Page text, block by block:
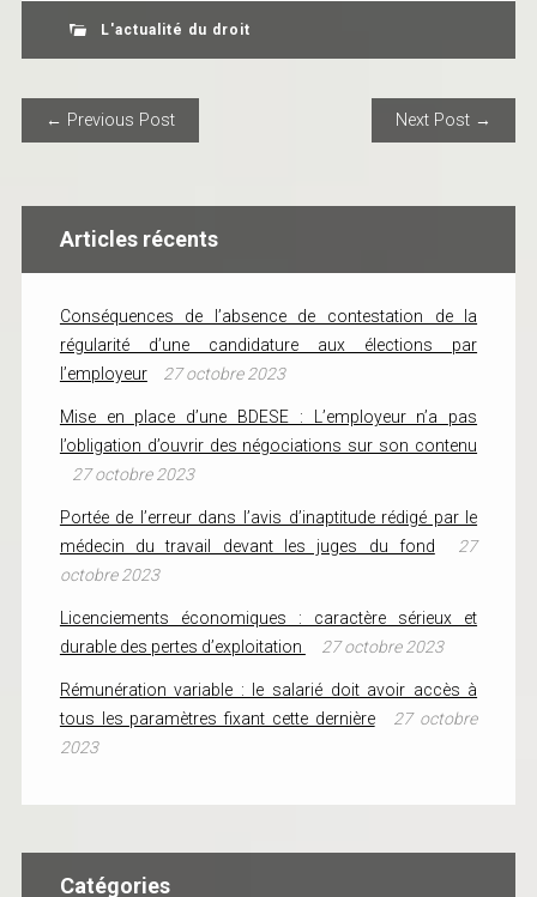
L'actualité du droit
POST NAVIGATION
← Previous Post Next Post →
Articles récents
Conséquences de l’absence de contestation de la
régularité d’une candidature aux élections par
l’employeur
27 octobre 2023
Mise en place d’une BDESE : L’employeur n’a pas
l’obligation d’ouvrir des négociations sur son contenu
27 octobre 2023
Portée de l’erreur dans l’avis d’inaptitude rédigé par le
médecin du travail devant les juges du fond
27
octobre 2023
Licenciements économiques : caractère sérieux et
durable des pertes d’exploitation
27 octobre 2023
Rémunération variable : le salarié doit avoir accès à
tous les paramètres fixant cette dernière
27 octobre
2023
Catégories